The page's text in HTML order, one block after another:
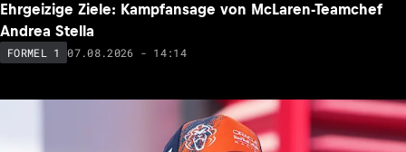
Ehrgeizige Ziele: Kampfansage von McLaren-Teamchef
Andrea Stella
FORMEL 1 07.08.2026 - 14:14